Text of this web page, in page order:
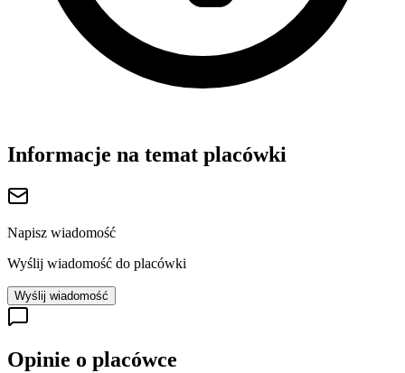
Informacje na temat placówki
Napisz wiadomość
Wyślij wiadomość do placówki
Wyślij wiadomość
Opinie o placówce